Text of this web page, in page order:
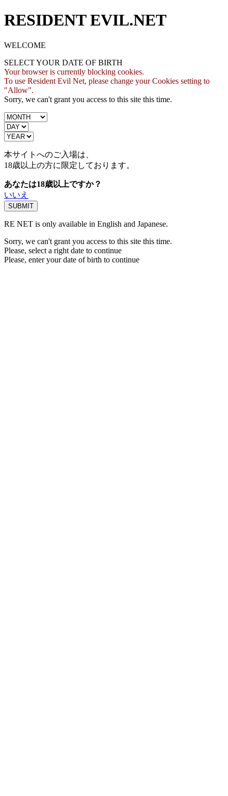
RESIDENT EVIL.NET
WELCOME
SELECT YOUR DATE OF BIRTH
Your browser is currently blocking cookies.
To use Resident Evil Net, please change your Cookies setting to
"Allow".
Sorry, we can't grant you access to this site this time.
本サイトへのご入場は、
18歳以上の方に限定しております。
あなたは18歳以上ですか？
いいえ
RE NET is only available in English and Japanese.
Sorry, we can't grant you access to this site this time.
Please, select a right date to continue
Please, enter your date of birth to continue